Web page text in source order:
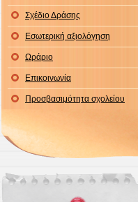
Σχέδιο Δράσης
Εσωτερική αξιολόγηση
Ωράριο
Επικοινωνία
Προσβασιμότητα σχολείου